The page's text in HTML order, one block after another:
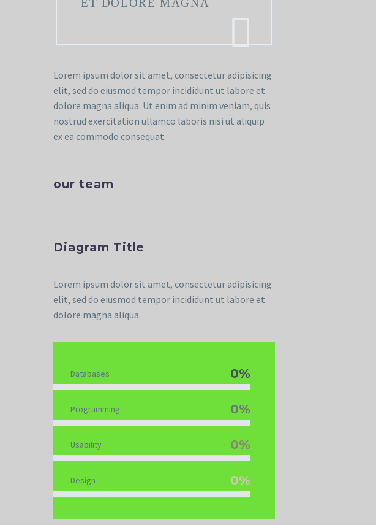
ET DOLORE MAGNA
Lorem ipsum dolor sit amet, consectetur adipisicing
elit, sed do eiusmod tempor incididunt ut labore et
dolore magna aliqua. Ut enim ad minim veniam, quis
nostrud exercitation ullamco laboris nisi ut aliquip
ex ea commodo consequat.
our team
Diagram Title
Lorem ipsum dolor sit amet, consectetur adipisicing
elit, sed do eiusmod tempor incididunt ut labore et
dolore magna aliqua.
Databases 0%
Programming 0%
Usability 0%
Design 0%